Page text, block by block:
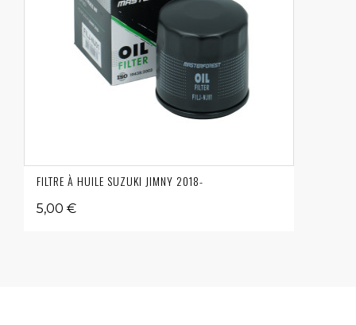
FILTRE À HUILE SUZUKI JIMNY 2018-
5,00 €